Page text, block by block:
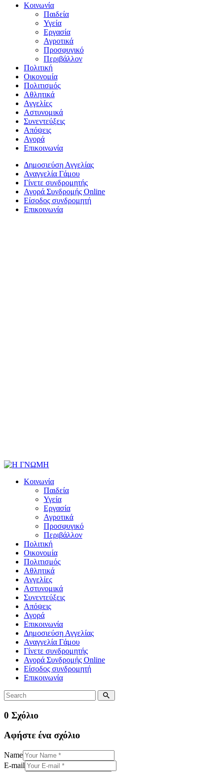
Κοινωνία
Παιδεία
Υγεία
Εργασία
Αγροτικά
Προσφυγικό
Περιβάλλον
Πολιτική
Οικονομία
Πολιτισμός
Αθλητικά
Αγγελίες
Αστυνομικά
Συνεντεύξεις
Απόψεις
Αγορά
Επικοινωνία
Δημοσιεύση Αγγελίας
Αναγγελία Γάμου
Γίνετε συνδρομητής
Αγορά Συνδρομής Online
Είσοδος συνδρομητή
Επικοινωνία
Κοινωνία
Παιδεία
Υγεία
Εργασία
Αγροτικά
Προσφυγικό
Περιβάλλον
Πολιτική
Οικονομία
Πολιτισμός
Αθλητικά
Αγγελίες
Αστυνομικά
Συνεντεύξεις
Απόψεις
Αγορά
Επικοινωνία
Δημοσιεύση Αγγελίας
Αναγγελία Γάμου
Γίνετε συνδρομητής
Αγορά Συνδρομής Online
Είσοδος συνδρομητή
Επικοινωνία
0 Σχόλιο
Αφήστε ένα σχόλιο
Name
E-mail